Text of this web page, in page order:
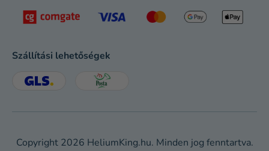
Szállítási lehetőségek
Copyright 2026 HeliumKing.hu. Minden jog fenntartva.